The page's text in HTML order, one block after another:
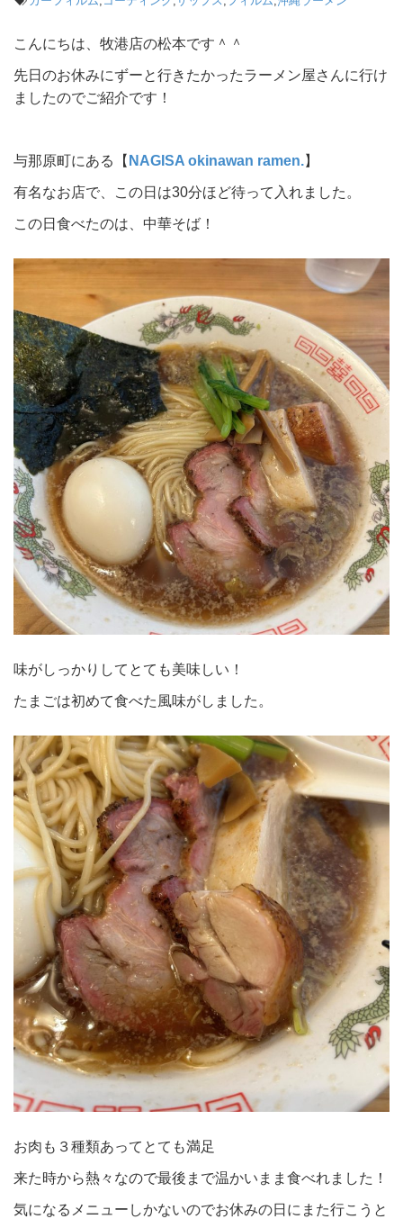
こんにちは、牧港店の松本です＾＾
先日のお休みにずーと行きたかったラーメン屋さんに行け
ましたのでご紹介です！
与那原町にある【NAGISA okinawan ramen.】
有名なお店で、この日は30分ほど待って入れました。
この日食べたのは、中華そば！
味がしっかりしてとても美味しい！
たまごは初めて食べた風味がしました。
お肉も３種類あってとても満足
来た時から熱々なので最後まで温かいまま食べれました！
気になるメニューしかないのでお休みの日にまた行こうと